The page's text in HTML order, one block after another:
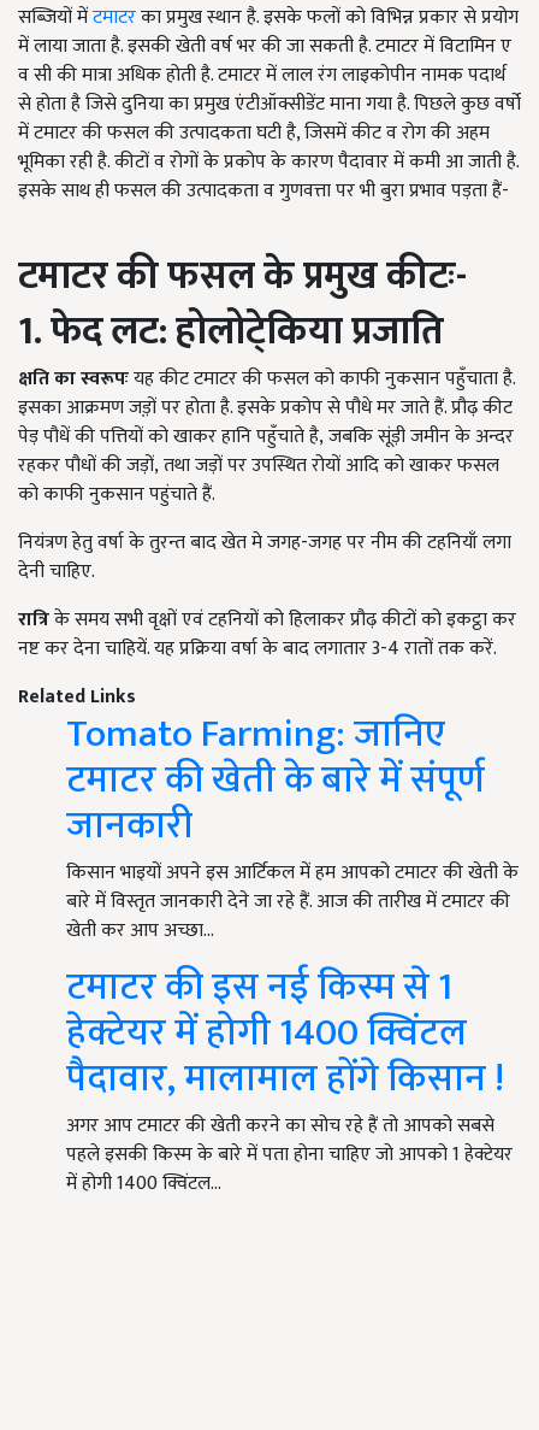
सब्जियों मेंटमाटरका प्रमुख स्थान है. इसके फलों को विभिन्न प्रकार से प्रयोग
में लाया जाता है. इसकी खेती वर्ष भर की जा सकती है. टमाटर में विटामिन ए
व सी की मात्रा अधिक होती है. टमाटर में लाल रंग लाइकोपीन नामक पदार्थ
से होता है जिसे दुनिया का प्रमुख एंटीऑक्सीडेंट माना गया है. पिछले कुछ वर्षो
में टमाटर की फसल की उत्पादकता घटी है, जिसमें कीट व रोग की अहम
भूमिका रही है. कीटों व रोगों के प्रकोप के कारण पैदावार में कमी आ जाती है.
इसके साथ ही फसल की उत्पादकता व गुणवत्ता पर भी बुरा प्रभाव पड़ता हैं-
टमाटर की फसल के प्रमुख कीटः-
1. फेद लट: होलोटे्किया प्रजाति
क्षति का स्वरूपःयह कीट टमाटर की फसल को काफी नुकसान पहुँचाता है.
इसका आक्रमण जड़़ों पर होता है. इसके प्रकोप से पौधे मर जाते हैं. प्रौढ़ कीट
पेड़ पौधें की पत्तियों को खाकर हानि पहुँचाते है,जबकि सूंड़ी जमीन के अन्दर
रहकर पौधों की जड़ों,तथा जड़ों पर उपस्थित रोयों आदि को खाकर फसल
को काफी नुकसान पहुंचाते हैं.
नियंत्रण हेतु वर्षा के तुरन्त बाद खेत मे जगह-जगह पर नीम की टहनियाँ लगा
देनी चाहिए.
रात्रिके समय सभी वृक्षों एवं टहनियों को हिलाकर प्रौढ़ कीटों को इकट्ठा कर
नष्ट कर देना चाहियें. यह प्रक्रिया वर्षा के बाद लगातार3-4रातों तक करें.
Related Links
Tomato Farming: जानिए
टमाटर की खेती के बारे में संपूर्ण
जानकारी
किसान भाइयों अपने इस आर्टिकल में हम आपको टमाटर की खेती के
बारे में विस्तृत जानकारी देने जा रहे हैं. आज की तारीख में टमाटर की
खेती कर आप अच्छा…
टमाटर की इस नई किस्म से 1
हेक्टेयर में होगी 1400 क्विंटल
पैदावार, मालामाल होंगे किसान !
अगर आप टमाटर की खेती करने का सोच रहे हैं तो आपको सबसे
पहले इसकी किस्म के बारे में पता होना चाहिए जो आपको 1 हेक्टेयर
में होगी 1400 क्विंटल…